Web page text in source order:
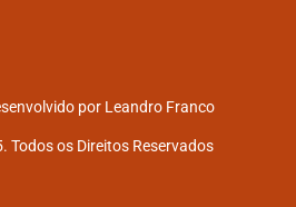
por Leandro Franco
Todos os Direitos Reservados